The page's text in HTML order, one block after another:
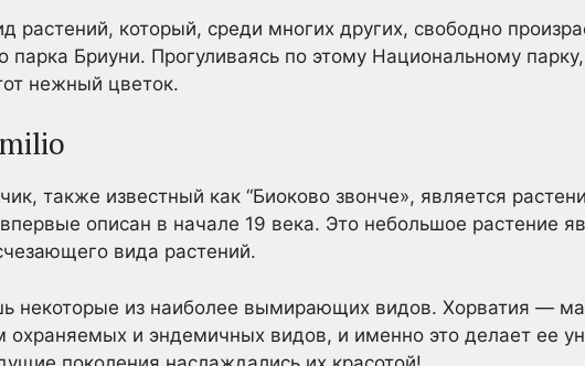
растений, который, среди многих других, свободно
парка Бриуни. Прогуливаясь по этому Национальному
нежный цветок.
также известный как “Биоково звонче», является
описан в начале 19 века. Это небольшое растение
вида растений.
некоторые из наиболее вымирающих видов. Хорватия —
и эндемичных видов, и именно это делает ее